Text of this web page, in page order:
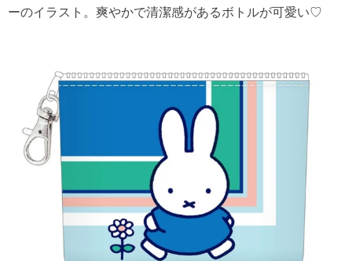
ーのイラスト。爽やかで清潔感があるボトルが可愛い♡